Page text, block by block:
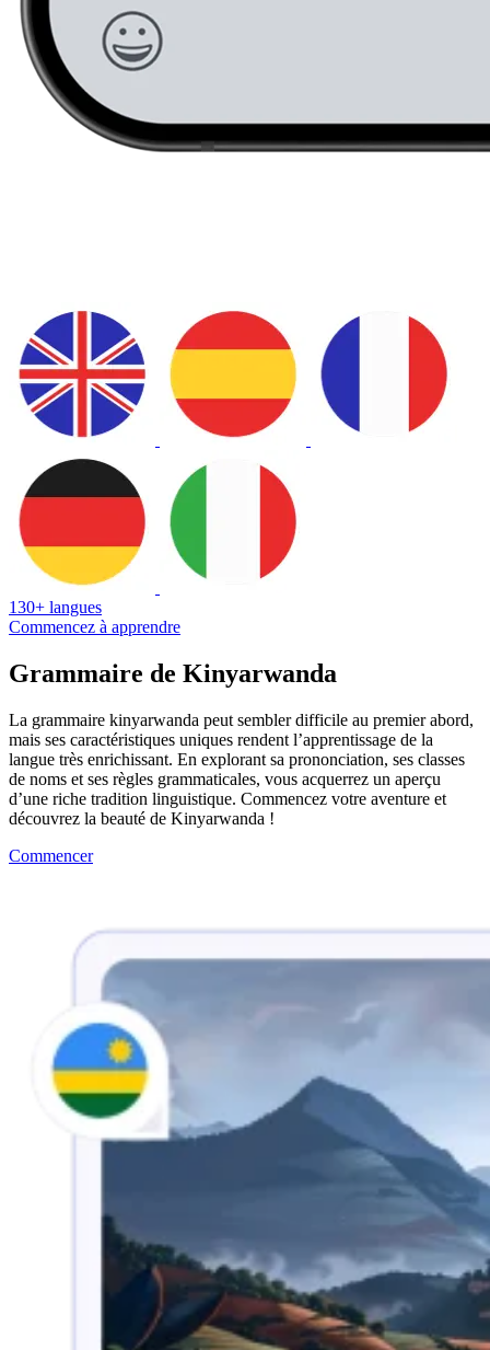
130+ langues
Commencez à apprendre
Grammaire de Kinyarwanda
La grammaire kinyarwanda peut sembler difficile au premier abord,
mais ses caractéristiques uniques rendent l’apprentissage de la
langue très enrichissant. En explorant sa prononciation, ses classes
de noms et ses règles grammaticales, vous acquerrez un aperçu
d’une riche tradition linguistique. Commencez votre aventure et
découvrez la beauté de Kinyarwanda !
Commencer